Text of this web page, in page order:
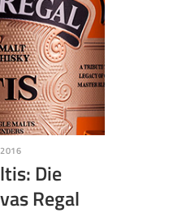
Die
Regal